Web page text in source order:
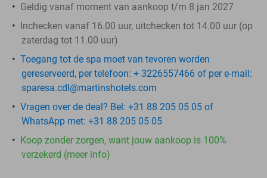
Geldig vanaf moment van aankoop t/m 8 jan 2027
Inchecken vanaf 16.00 uur, uitchecken tot 14.00 uur (op
zaterdag tot 11.00 uur)
Toegang tot de spa moet van tevoren worden
gereserveerd, per telefoon: + 3226557466 of per e-mail:
sparesa.cdl@martinshotels.com
Vragen over de deal? Bel: +31 88 205 05 05 of
WhatsApp met: +31 88 205 05 05
Koop zonder zorgen, want jouw aankoop is 100%
verzekerd (meer info)